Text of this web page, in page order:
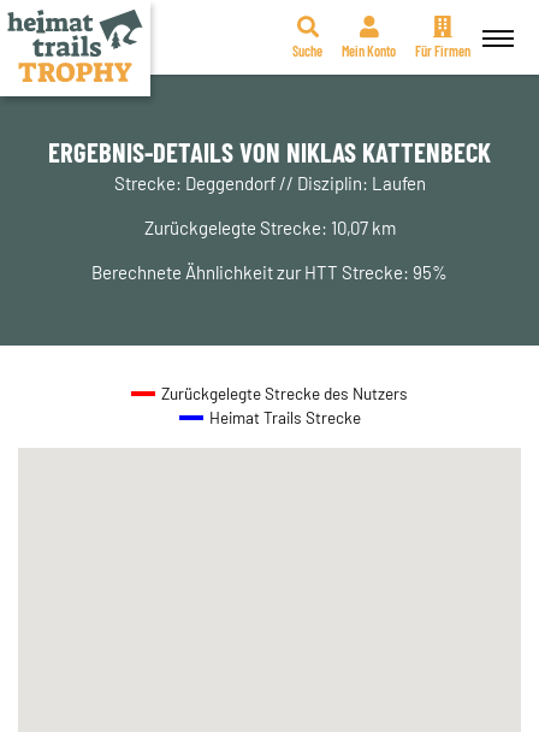
Zum
springen
Suche Mein Konto Für Firmen
ERGEBNIS-DETAILS VON NIKLAS KATTENBECK
Strecke: Deggendorf // Disziplin: Laufen
Zurückgelegte Strecke: 10,07 km
Berechnete Ähnlichkeit zur HTT Strecke: 95%
Zurückgelegte Strecke des Nutzers
Heimat Trails Strecke